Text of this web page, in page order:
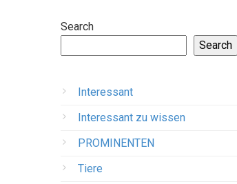
Search
Search
Interessant
Interessant zu wissen
PROMINENTEN
Tiere